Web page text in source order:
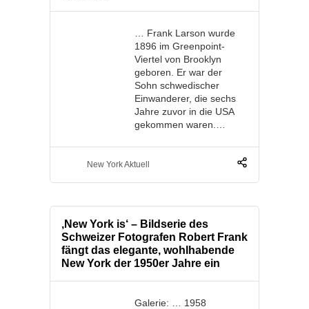
… Frank Larson wurde
1896 im Greenpoint-
Viertel von Brooklyn
geboren. Er war der
Sohn schwedischer
Einwanderer, die sechs
Jahre zuvor in die USA
gekommen waren.…
New York Aktuell
‚New York is‘ – Bildserie des
Schweizer Fotografen Robert Frank
fängt das elegante, wohlhabende
New York der 1950er Jahre ein
Galerie: … 1958